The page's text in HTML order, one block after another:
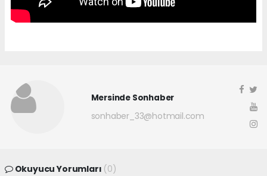
Mersinde Sonhaber
sonhaber_33@hotmail.com
Okuyucu Yorumları (0)